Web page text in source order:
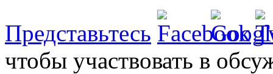
Представьтесь
чтобы участвовать в